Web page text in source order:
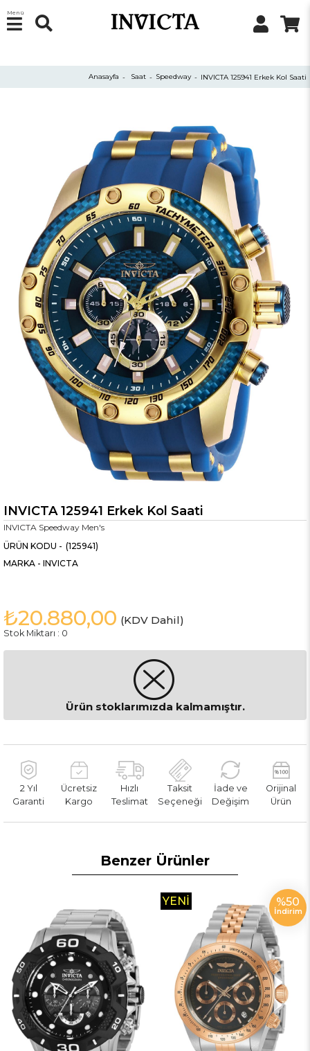
Menü
Anasayfa Saat Speedway INVICTA 125941 Erkek Kol Saati
INVICTA 125941 Erkek Kol Saati
INVICTA Speedway Men's
(125941)
MARKA - INVICTA
₺20.880,00 (KDV Dahil)
Stok Miktarı : 0
Ürün stoklarımızda kalmamıştır.
2 Yıl
Garanti
Ücretsiz
Kargo
Hızlı
Teslimat
Taksit
Seçeneği
İade ve
Değişim
Orijinal
Ürün
Benzer Ürünler
%50
İndirim
YENI